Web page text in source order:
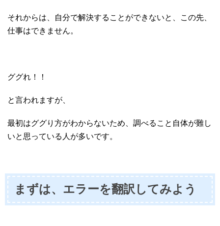
それからは、自分で解決することができないと、この先、
仕事はできません。
ググれ！！
と言われますが、
最初はググり方がわからないため、調べること自体が難し
いと思っている人が多いです。
まずは、エラーを翻訳してみよう